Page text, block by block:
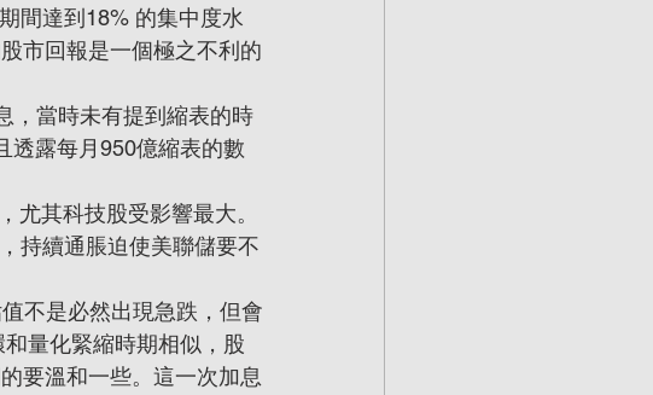
間達到18% 的集中度水
市回報是一個極之不利的
，當時未有提到縮表的時
透露每月950億縮表的數
尤其科技股受影響最大。
持續通脹迫使美聯儲要不
不是必然出現急跌，但會
量化緊縮時期相似，股
要溫和一些。這一次加息